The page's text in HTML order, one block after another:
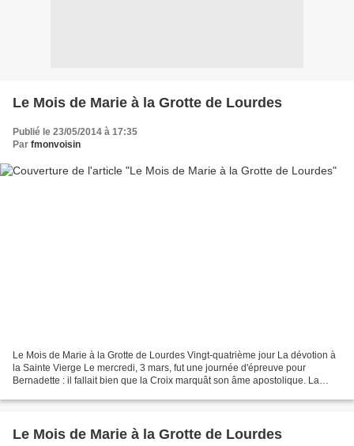
Le Mois de Marie à la Grotte de Lourdes
Publié le 23/05/2014 à 17:35
Par fmonvoisin
Le Mois de Marie à la Grotte de Lourdes Vingt-quatrième jour La dévotion à
la Sainte Vierge Le mercredi, 3 mars, fut une journée d'épreuve pour
Bernadette : il fallait bien que la Croix marquât son âme apostolique. La
Le Mois de Marie à la Grotte de Lourdes